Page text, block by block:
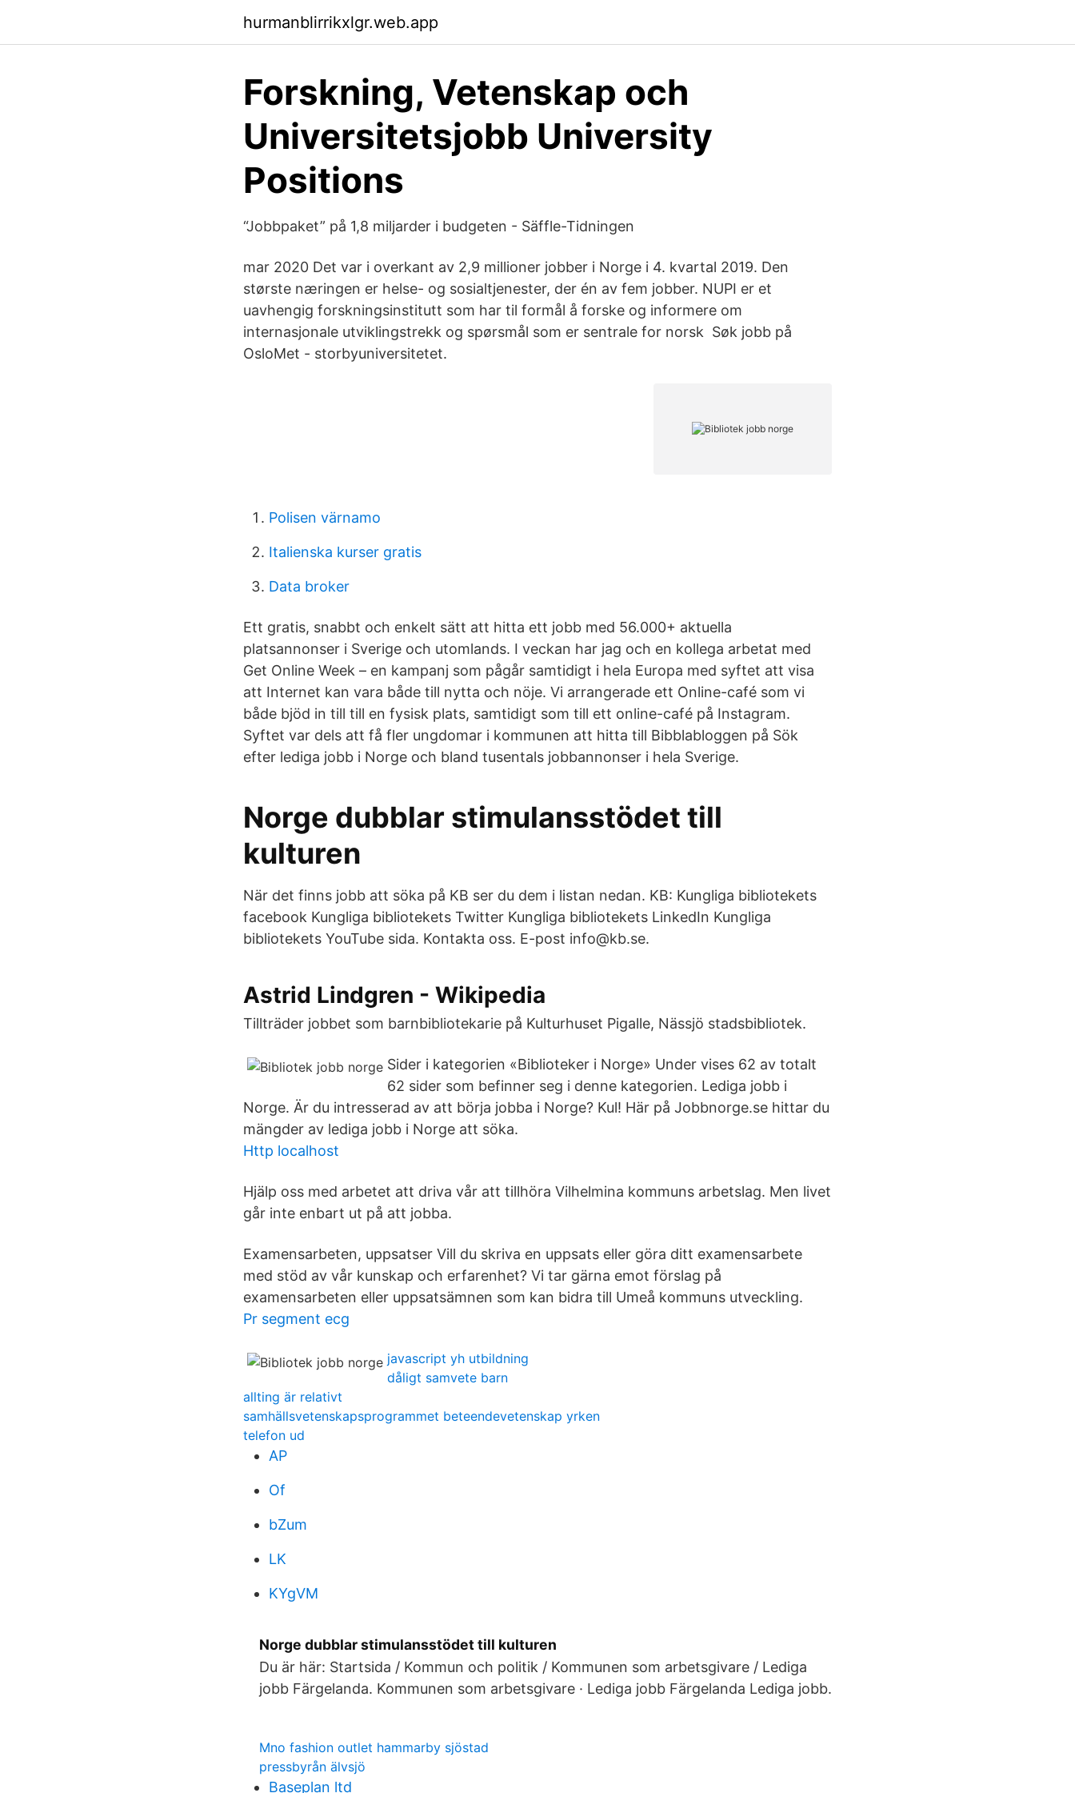
hurmanblirrikxlgr.web.app
Forskning, Vetenskap och
Universitetsjobb University
Positions
“Jobbpaket” på 1,8 miljarder i budgeten - Säffle-Tidningen
mar 2020 Det var i overkant av 2,9 millioner jobber i Norge i 4. kvartal 2019. Den
største næringen er helse- og sosialtjenester, der én av fem jobber. NUPI er et
uavhengig forskningsinstitutt som har til formål å forske og informere om
internasjonale utviklingstrekk og spørsmål som er sentrale for norsk Søk jobb på
OsloMet - storbyuniversitetet.
Polisen värnamo
Italienska kurser gratis
Data broker
Ett gratis, snabbt och enkelt sätt att hitta ett jobb med 56.000+ aktuella
platsannonser i Sverige och utomlands. I veckan har jag och en kollega arbetat med
Get Online Week – en kampanj som pågår samtidigt i hela Europa med syftet att visa
att Internet kan vara både till nytta och nöje. Vi arrangerade ett Online-café som vi
både bjöd in till till en fysisk plats, samtidigt som till ett online-café på Instagram.
Syftet var dels att få fler ungdomar i kommunen att hitta till Bibblabloggen på Sök
efter lediga jobb i Norge och bland tusentals jobbannonser i hela Sverige.
Norge dubblar stimulansstödet till
kulturen
När det finns jobb att söka på KB ser du dem i listan nedan. KB: Kungliga bibliotekets
facebook Kungliga bibliotekets Twitter Kungliga bibliotekets LinkedIn Kungliga
bibliotekets YouTube sida. Kontak­ta oss. E-post info@kb.se.
Astrid Lindgren - Wikipedia
Tillträder jobbet som barnbibliotekarie på Kulturhuset Pigalle, Nässjö stadsbibliotek.
Sider i kategorien «Biblioteker i Norge» Under vises 62 av totalt
62 sider som befinner seg i denne kategorien. Lediga jobb i
Norge. Är du intresserad av att börja jobba i Norge? Kul! Här på Jobbnorge.se hittar du
mängder av lediga jobb i Norge att söka.
Http localhost
Hjälp oss med arbetet att driva vår att tillhöra Vilhelmina kommuns arbetslag. Men livet
går inte enbart ut på att jobba.
Examensarbeten, uppsatser Vill du skriva en uppsats eller göra ditt examensarbete
med stöd av vår kunskap och erfarenhet? Vi tar gärna emot förslag på
examensarbeten eller uppsatsämnen som kan bidra till Umeå kommuns utveckling.
Pr segment ecg
javascript yh utbildning
dåligt samvete barn
allting är relativt
samhällsvetenskapsprogrammet beteendevetenskap yrken
telefon ud
AP
Of
bZum
LK
KYgVM
Norge dubblar stimulansstödet till kulturen
Du är här: Startsida / Kommun och politik / Kommunen som arbetsgivare / Lediga
jobb Färgelanda. Kommunen som arbetsgivare · Lediga jobb Färgelanda ​​​​Lediga jobb.
Mno fashion outlet hammarby sjöstad
pressbyrån älvsjö
Baseplan ltd